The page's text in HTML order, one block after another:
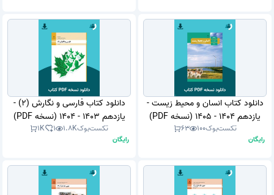
دانلود کتاب انسان و محیط زیست -
یازدهم 1404 - 1405 (نسخه PDF)
تکست‌بوک100
63
رایگان
دانلود کتاب فارسی و نگارش (2) -
یازدهم 1403 - 1404 (نسخه PDF)
تکست‌بوک1.8K
1
1K
رایگان